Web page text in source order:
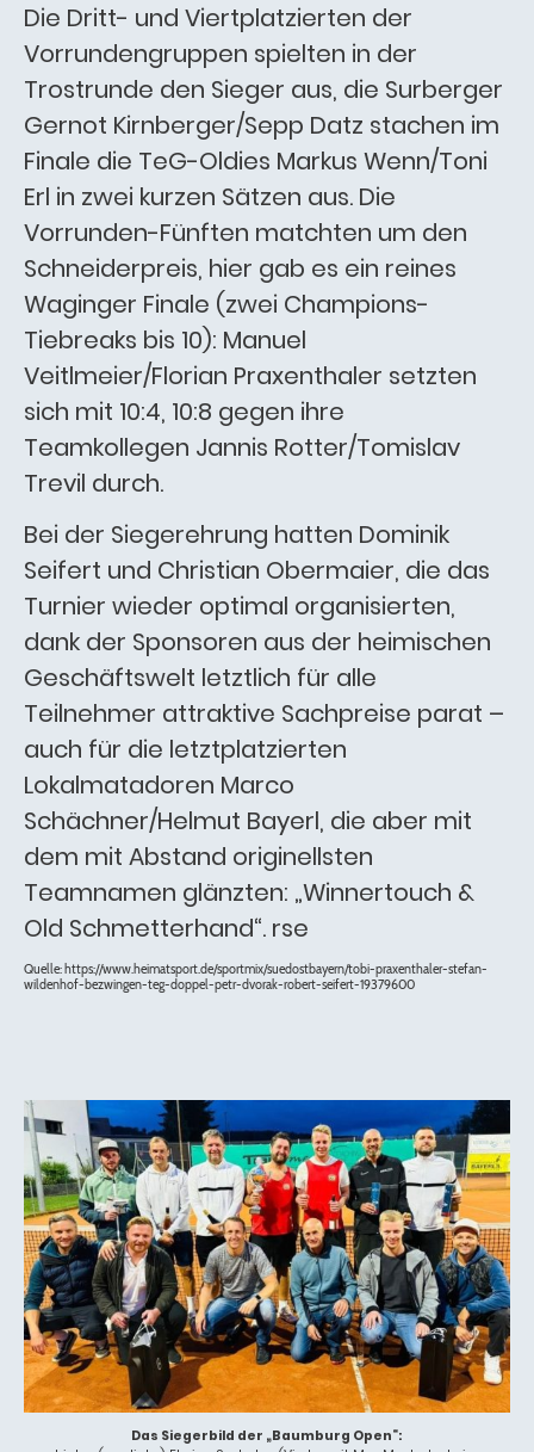
Die Dritt- und Viertplatzierten der
Vorrundengruppen spielten in der
Trostrunde den Sieger aus, die Surberger
Gernot Kirnberger/Sepp Datz stachen im
Finale die TeG-Oldies Markus Wenn/Toni
Erl in zwei kurzen Sätzen aus. Die
Vorrunden-Fünften matchten um den
Schneiderpreis, hier gab es ein reines
Waginger Finale (zwei Champions-
Tiebreaks bis 10): Manuel
Veitlmeier/Florian Praxenthaler setzten
sich mit 10:4, 10:8 gegen ihre
Teamkollegen Jannis Rotter/Tomislav
Trevil durch.
Bei der Siegerehrung hatten Dominik
Seifert und Christian Obermaier, die das
Turnier wieder optimal organisierten,
dank der Sponsoren aus der heimischen
Geschäftswelt letztlich für alle
Teilnehmer attraktive Sachpreise parat –
auch für die letztplatzierten
Lokalmatadoren Marco
Schächner/Helmut Bayerl, die aber mit
dem mit Abstand originellsten
Teamnamen glänzten: „Winnertouch &
Old Schmetterhand“. rse
Quelle: https://www.heimatsport.de/sportmix/suedostbayern/tobi-praxenthaler-stefan-
wildenhof-bezwingen-teg-doppel-petr-dvorak-robert-seifert-19379600
Das Siegerbild der „Baumburg Open“: